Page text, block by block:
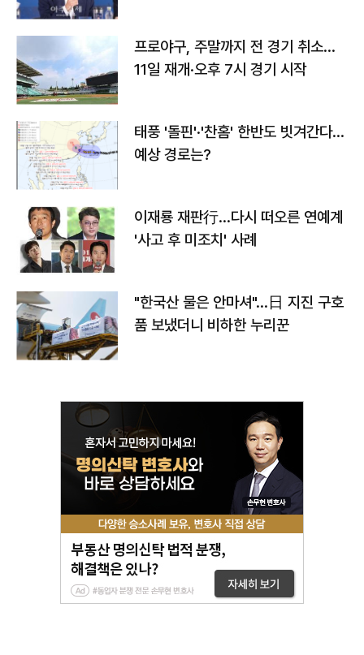
프로야구, 주말까지 전 경기 취소…
11일 재개·오후 7시 경기 시작
태풍 '돌핀'·'찬홈' 한반도 빗겨간다…
예상 경로는?
이재룡 재판行…다시 떠오른 연예계
'사고 후 미조치' 사례
"한국산 물은 안마셔"…日 지진 구호
품 보냈더니 비하한 누리꾼